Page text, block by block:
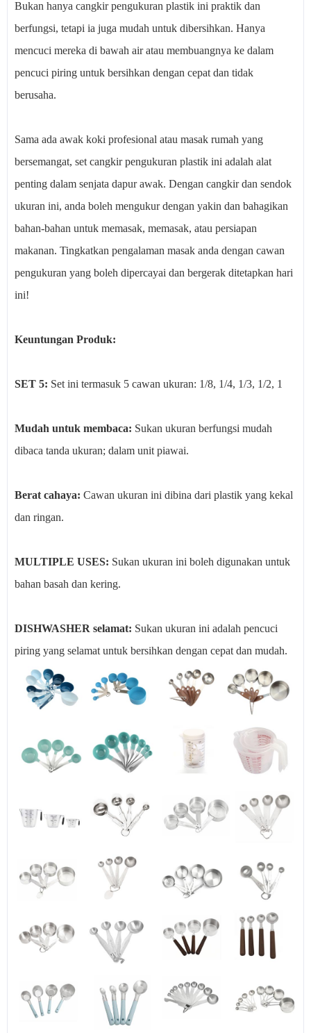
Bukan hanya cangkir pengukuran plastik ini praktik dan
berfungsi, tetapi ia juga mudah untuk dibersihkan. Hanya
mencuci mereka di bawah air atau membuangnya ke dalam
pencuci piring untuk bersihkan dengan cepat dan tidak
berusaha.
Sama ada awak koki profesional atau masak rumah yang
bersemangat, set cangkir pengukuran plastik ini adalah alat
penting dalam senjata dapur awak. Dengan cangkir dan sendok
ukuran ini, anda boleh mengukur dengan yakin dan bahagikan
bahan-bahan untuk memasak, memasak, atau persiapan
makanan. Tingkatkan pengalaman masak anda dengan cawan
pengukuran yang boleh dipercayai dan bergerak ditetapkan hari
ini!
Keuntungan Produk:
SET 5: Set ini termasuk 5 cawan ukuran: 1/8, 1/4, 1/3, 1/2, 1
Mudah untuk membaca: Sukan ukuran berfungsi mudah
dibaca tanda ukuran; dalam unit piawai.
Berat cahaya: Cawan ukuran ini dibina dari plastik yang kekal
dan ringan.
MULTIPLE USES: Sukan ukuran ini boleh digunakan untuk
bahan basah dan kering.
DISHWASHER selamat: Sukan ukuran ini adalah pencuci
piring yang selamat untuk bersihkan dengan cepat dan mudah.